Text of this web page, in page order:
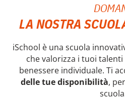
LA NOSTRA
iSchool è una scuola
che valorizza i tuoi
benessere individuale. Ti
delle tue disponibilità,